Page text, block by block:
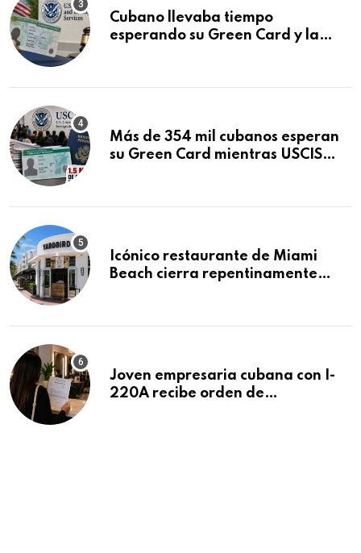
Cubano llevaba tiempo
esperando su Green Card y la
Más de 354 mil cubanos esperan
su Green Card mientras USCIS
Icónico restaurante de Miami
Beach cierra repentinamente
Joven empresaria cubana con I-
220A recibe orden de